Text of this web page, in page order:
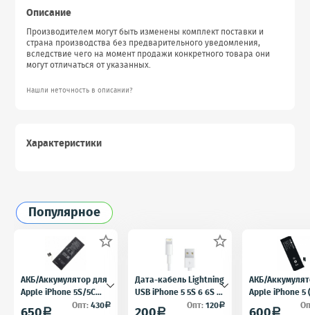
Описание
Производителем могут быть изменены комплект поставки и
страна производства без предварительного уведомления,
вследствие чего на момент продажи конкретного товара они
могут отличаться от указанных.
Нашли неточность в описании?
Характеристики
Популярное

АКБ/Аккумулятор для
Apple iPhone 5S/5C
(Айфон 5C/5Ц) тех.
a Опт:430a

Дата-кабель Lightning
USB iPhone 5 5S 6 6S 7
для iPad 4 iPad mini
a Опт:120a
АКБ/
Apple iPhone
5) тех.
a